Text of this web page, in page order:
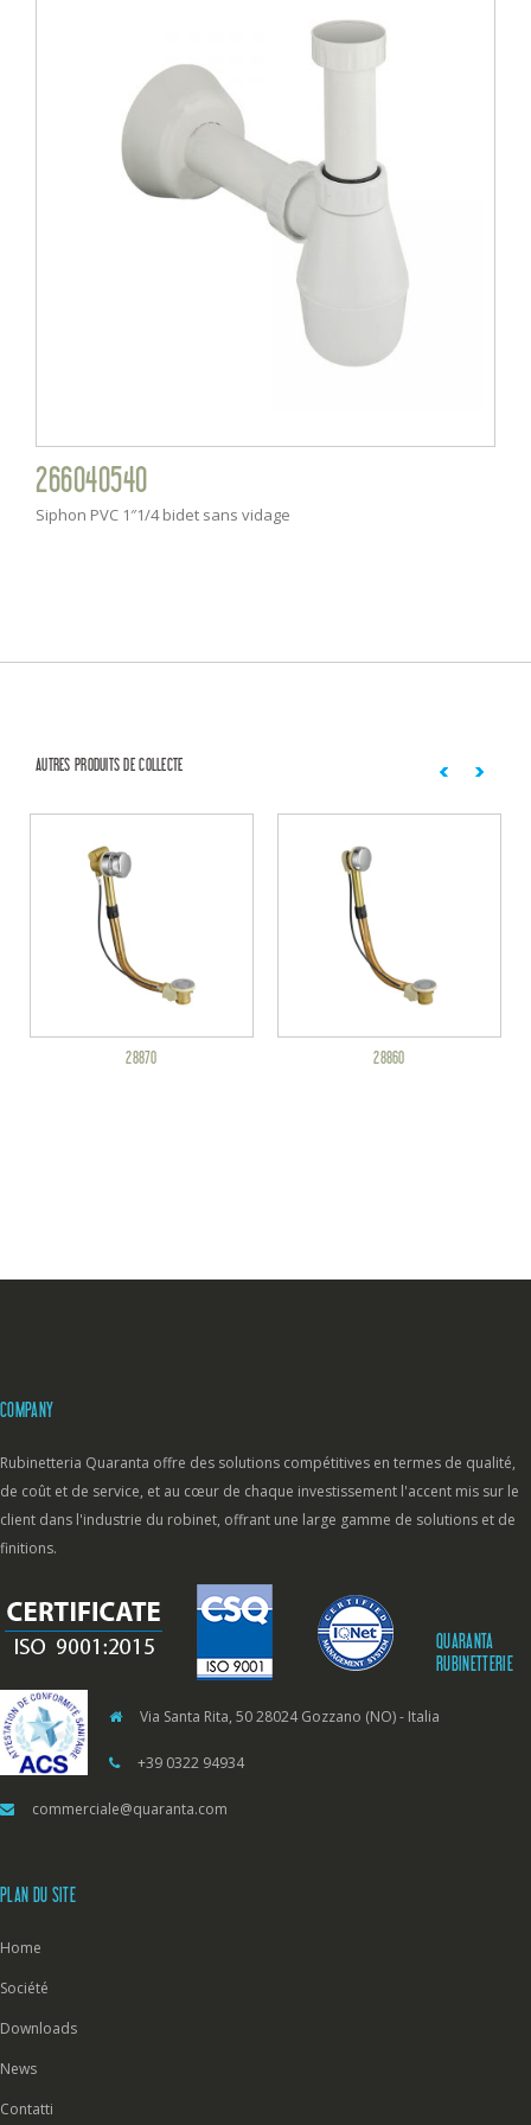
266040540
Siphon PVC 1″1/4 bidet sans vidage
AUTRES PRODUITS DE COLLECTE
28870 28860
COMPANY
Rubinetteria Quaranta offre des solutions compétitives en termes de qualité,
de coût et de service, et au cœur de chaque investissement l'accent mis sur le
client dans l'industrie du robinet, offrant une large gamme de solutions et de
finitions.
QUARANTA
RUBINETTERIE
Via Santa Rita, 50 28024 Gozzano (NO) - Italia
+39 0322 94934
commerciale@quaranta.com
PLAN DU SITE
Home
Société
Downloads
News
Contatti